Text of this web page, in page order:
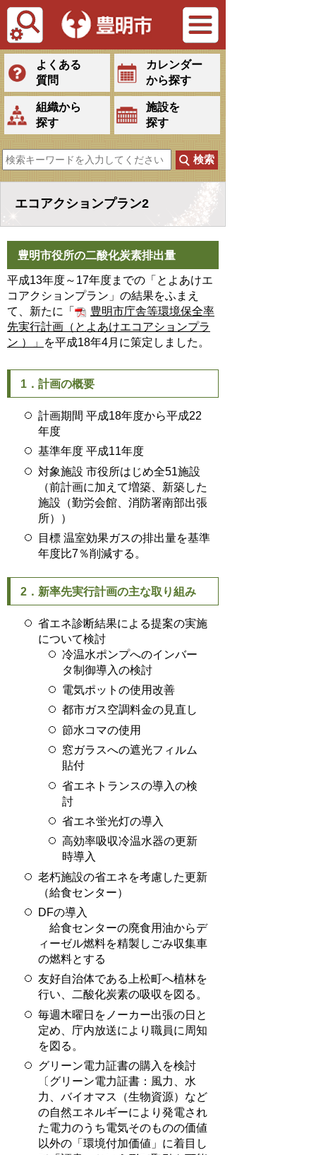
Tiếng Việt
よくある
質問
カレンダー
から探す
組織から
探す
施設を
探す
エコアクションプラン2
豊明市役所の二酸化炭素排出量
平成13年度～17年度までの「とよあけエ
コアクションプラン」の結果をふまえ
て、新たに「
豊明市庁舎等環境保全率
先実行計画（とよあけエコアションプラ
ン ）」
を平成18年4月に策定しました。
1．計画の概要
計画期間 平成18年度から平成22
年度
基準年度 平成11年度
対象施設 市役所はじめ全51施設
（前計画に加えて増築、新築した
施設（勤労会館、消防署南部出張
所））
目標 温室効果ガスの排出量を基準
年度比7％削減する。
2．新率先実行計画の主な取り組み
省エネ診断結果による提案の実施
について検討
冷温水ポンプへのインバー
タ制御導入の検討
電気ポットの使用改善
都市ガス空調料金の見直し
節水コマの使用
窓ガラスへの遮光フィルム
貼付
省エネトランスの導入の検
討
省エネ蛍光灯の導入
高効率吸収冷温水器の更新
時導入
老朽施設の省エネを考慮した更新
（給食センター）
DFの導入
給食センターの廃食用油からデ
ィーゼル燃料を精製しごみ収集車
の燃料とする
友好自治体である上松町へ植林を
行い、二酸化炭素の吸収を図る。
毎週木曜日をノーカー出張の日と
定め、庁内放送により職員に周知
を図る。
グリーン電力証書の購入を検討
〔グリーン電力証書：風力、水
力、バイオマス（生物資源）など
の自然エネルギーにより発電され
た電力のうち電気そのものの価値
以外の「環境付加価値」に着目し